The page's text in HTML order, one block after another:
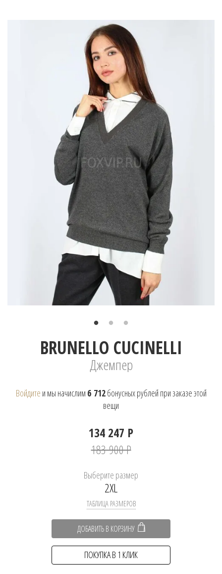
BRUNELLO CUCINELLI
Джемпер
Войдите и мы начислим 6 712бонусных рублей при заказе этой
вещи
134 247 Р
183 900 Р
Выберите размер
2XL
ТАБЛИЦА РАЗМЕРОВ
ДОБАВИТЬ В КОРЗИНУ
ПОКУПКА В 1 КЛИК